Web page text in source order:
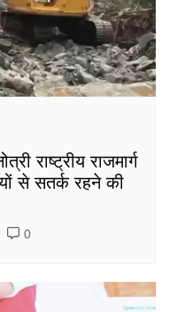
राष्ट्रीय राजमार्ग
से सतर्क रहने की
0